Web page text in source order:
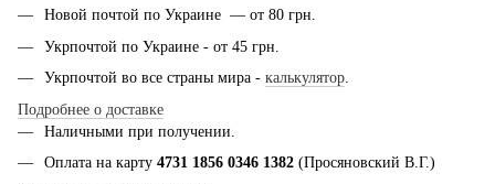
Новой почтой по Украине — от 80 грн.
Укрпочтой по Украине - от 45 грн.
Укрпочтой во все страны мира - калькулятор.
Подробнее о доставке
Наличными при получении.
Оплата на карту 4731 1856 0346 1382 (Просяновский В.Г.)